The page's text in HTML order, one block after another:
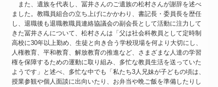
また、遺族を代表し、冨井さんのご遺族の松村さんが謝辞を述べ
ました。教職員組合の立ち上げにかかわり、書記長・委員長を歴任
し、退職後も退職教職員連絡協議会の副会長として活動に注力して
きた冨井さんについて、松村さんは「父は社会科教員として定時制
高校に30年以上勤め、生徒と向き合う学校現場を何より大切にし、
人権教育、平和教育、解放教育の推進など、さまざまな人達の学習
権を保障するための運動に取り組み、多忙な教員生活を送っていた
ようです」と述べ、多忙な中でも「私たち3人兄妹が子どもの頃は、
授業参観や個人面談に出向いたり、お弁当や晩ご飯を準備したりし